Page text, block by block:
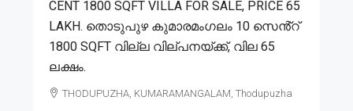
CENT 1800 SQFT VILLA FOR SALE, PRICE 65
LAKH. തൊടുപുഴ കുമാരമംഗലം 10 സെൻ്റ്
1800 SQFT വില്ല വില്പനയ്ക്ക്, വില 65
ലക്ഷം.
THODUPUZHA, KUMARAMANGALAM, Thodupuzha